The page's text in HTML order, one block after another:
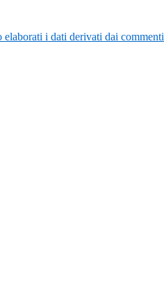
elaborati i dati derivati dai commenti